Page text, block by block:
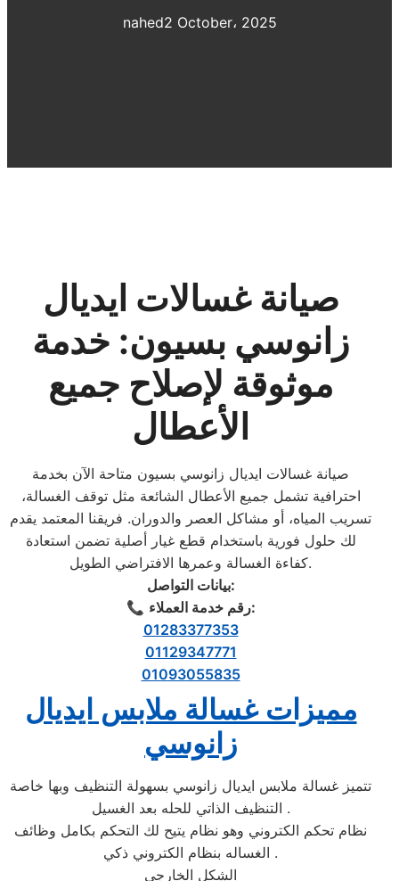
nahed2 October، 2025
صيانة غسالات ايديال
زانوسي بسيون: خدمة
موثوقة لإصلاح جميع
الأعطال
صيانة غسالات ايديال زانوسي بسيون متاحة الآن بخدمة
احترافية تشمل جميع الأعطال الشائعة مثل توقف الغسالة،
تسريب المياه، أو مشاكل العصر والدوران. فريقنا المعتمد يقدم
لك حلول فورية باستخدام قطع غيار أصلية تضمن استعادة
كفاءة الغسالة وعمرها الافتراضي الطويل.
بيانات التواصل:
📞
رقم خدمة العملاء:
01283377353
01129347771
01093055835
مميزات غسالة ملابس ايديال
زانوسي
تتميز غسالة ملابس ايديال زانوسي بسهولة التنظيف وبها خاصة
التنظيف الذاتي للحله بعد الغسيل .
نظام تحكم الكتروني وهو نظام يتيح لك التحكم بكامل وظائف
الغساله بنظام الكتروني ذكي .
الشكل الخارجي